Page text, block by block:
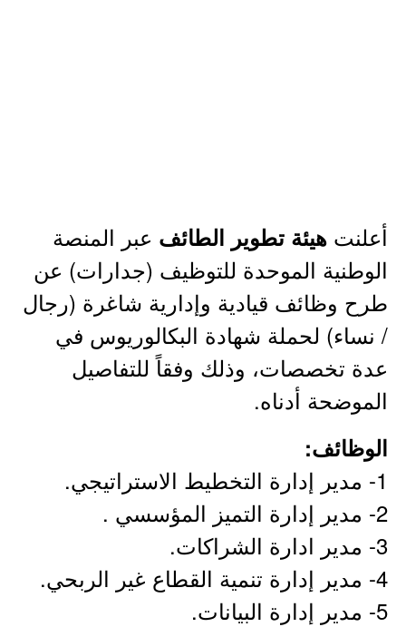
أعلنت هيئة تطوير الطائف عبر المنصة
الوطنية الموحدة للتوظيف (جدارات) عن
طرح وظائف قيادية وإدارية شاغرة (رجال
/ نساء) لحملة شهادة البكالوريوس في
عدة تخصصات، وذلك وفقاً للتفاصيل
الموضحة أدناه.
الوظائف:
1- مدير إدارة التخطيط الاستراتيجي.
2- مدير إدارة التميز المؤسسي .
3- مدير ادارة الشراكات.
4- مدير إدارة تنمية القطاع غير الربحي.
5- مدير إدارة البيانات.